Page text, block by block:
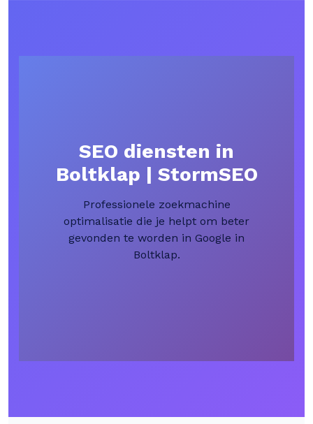
SEO diensten in
Boltklap | StormSEO
Professionele zoekmachine
optimalisatie die je helpt om beter
gevonden te worden in Google in
Boltklap.